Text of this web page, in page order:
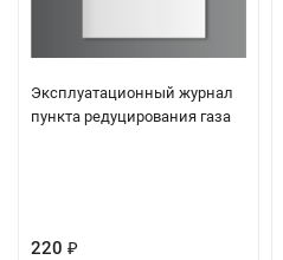
Эксплуатационный журнал
пункта редуцирования газа
220 ₽